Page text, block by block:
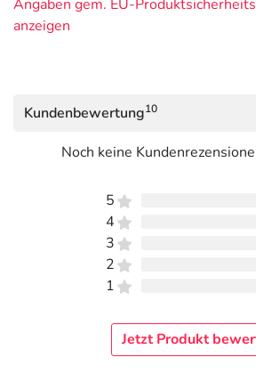
Angaben gem. EU-
anzeigen
Kundenbewertung10
Noch keine
5
4
3
2
1
Jetzt Produkt